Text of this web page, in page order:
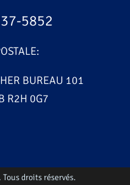
5852
BUREAU 101
R2H 0G7
droits réservés.